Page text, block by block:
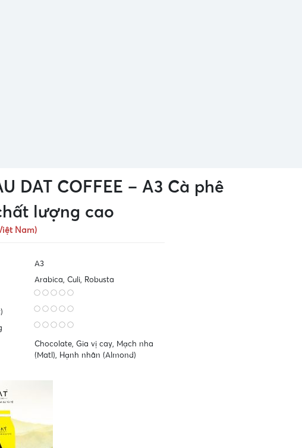
DAT COFFEE – A3 Cà phê
lượng cao
Nam)
A3
Arabica, Culi, Robusta
Chocolate, Gia vị cay, Mạch nha
(Matl), Hạnh nhân (Almond)